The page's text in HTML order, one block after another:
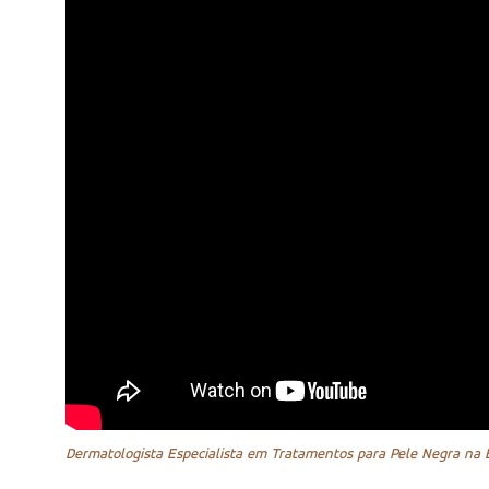
Dermatologista Especialista em Tratamentos para Pele Negra na